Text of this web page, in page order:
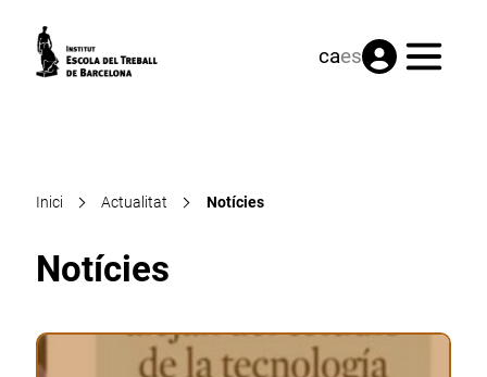
caes Menú
Inici Actualitat Notícies
Notícies